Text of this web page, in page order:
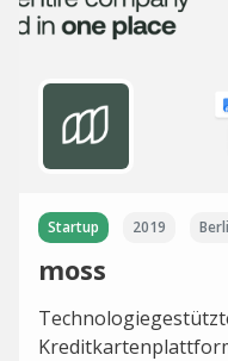
Startup 2019
moss